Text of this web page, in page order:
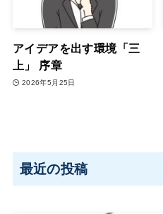
アイデアを出す環境「三
上」 序章
2026年5月25日
最近の投稿